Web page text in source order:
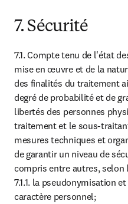
7. Sécurité
7.1. Compte tenu de l'état
mise en œuvre et de la
des finalités du traitement
degré de probabilité et de
libertés des personnes
traitement et le sous-
mesures techniques et
de garantir un niveau de
compris entre autres, selon
7.1.1. la pseudonymisation
caractère personnel;